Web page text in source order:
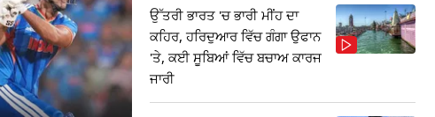
ਉੱਤਰੀ ਭਾਰਤ 'ਚ ਭਾਰੀ ਮੀਂਹ ਦਾ
ਕਹਿਰ, ਹਰਿਦੁਆਰ ਵਿੱਚ ਗੰਗਾ ਉਫਾਨ
'ਤੇ, ਕਈ ਸੂਬਿਆਂ ਵਿੱਚ ਬਚਾਅ ਕਾਰਜ
ਜਾਰੀ